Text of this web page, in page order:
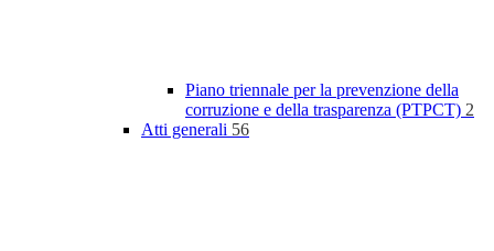
Piano triennale per la prevenzione della
corruzione e della trasparenza (PTPCT) 2
Atti generali 56